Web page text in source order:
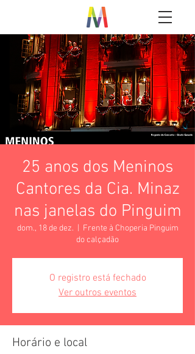
25 anos dos Meninos
Cantores da Cia. Minaz
nas janelas do Pinguim
dom., 18 de dez.
Frente à Choperia Pinguim
do calçadão
O registro está fechado
Ver outros eventos
Horário e local